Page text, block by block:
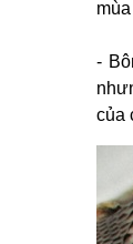
-
của